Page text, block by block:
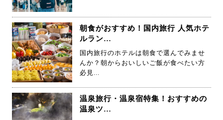
朝食がおすすめ！国内旅行 人気ホテ
ルラン…
国内旅行のホテルは朝食で選んでみませ
んか？朝からおいしいご飯が食べたい方
必見...
温泉旅行・温泉宿特集！おすすめの
温泉ツ…
JALグループの飛行機で行く格安温泉旅行